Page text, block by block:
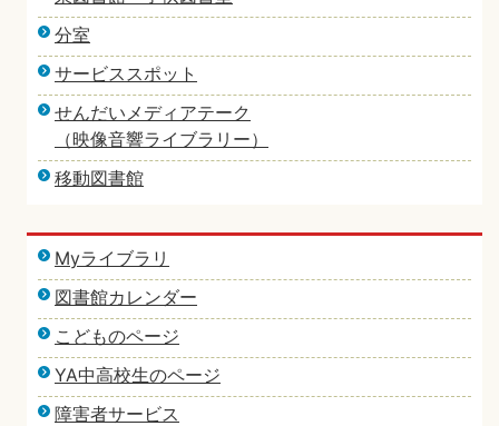
分室
サービススポット
せんだいメディアテーク
（映像音響ライブラリー）
移動図書館
Myライブラリ
図書館カレンダー
こどものページ
YA中高校生のページ
障害者サービス